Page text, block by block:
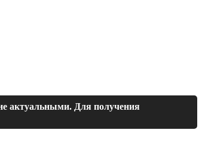
актуальными. Для получения